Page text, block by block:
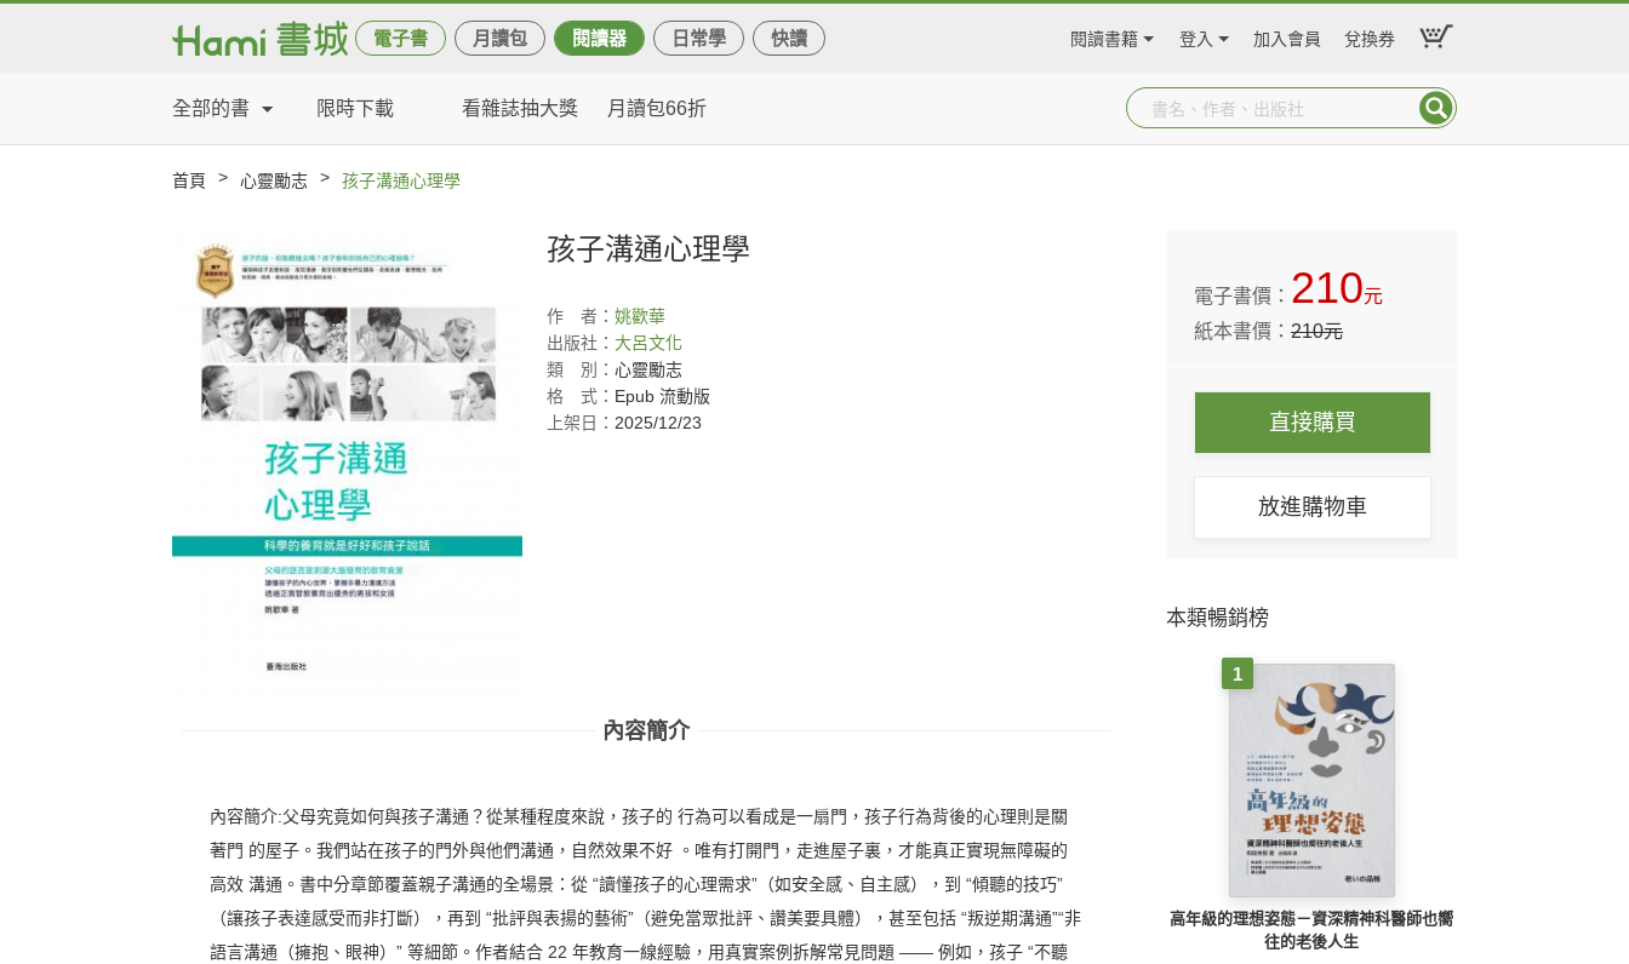
電子書 月讀包 閱讀器 日常學 快讀 閱讀書籍 登入 加入會員 兌換券
全部的書 限時下載 看雜誌抽大獎 月讀包66折
首頁 > 心靈勵志 > 孩子溝通心理學
孩子溝通心理學
作 者： 姚歡華
出版社： 大呂文化
類
別： 心靈勵志
格
式： Epub 流動版
上架日： 2025/12/23
內容簡介
內容簡介:父母究竟如何與孩子溝通？從某種程度來說，孩子的 行為可以看成是一扇門，孩子行為背後的心理則是關
著門 的屋子。我們站在孩子的門外與他們溝通，自然效果不好 。唯有打開門，走進屋子裏，才能真正實現無障礙的
高效 溝通。書中分章節覆蓋親子溝通的全場景：從 “讀懂孩子的心理需求”（如安全感、自主感），到 “傾聽的技巧”
（讓孩子表達感受而非打斷），再到 “批評與表揚的藝術”（避免當眾批評、讚美要具體），甚至包括 “叛逆期溝通”“非
語言溝通（擁抱、眼神）” 等細節。作者結合 22 年教育一線經驗，用真實案例拆解常見問題 —— 例如，孩子 “不聽
電子書價： 210元
紙本書價：210元
直接購買
放進購物車
本類暢銷榜
1
高年級的理想姿態－資深精神科醫師也嚮
往的老後人生